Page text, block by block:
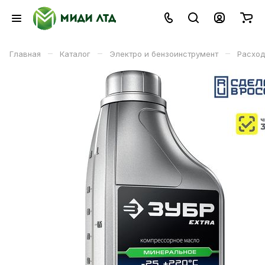
Главная – Каталог – Электро и бензоинструмент –